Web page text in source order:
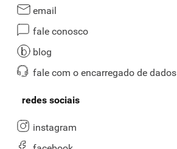
email
fale conosco
blog
fale com o encarregado de dados
redes sociais
instagram